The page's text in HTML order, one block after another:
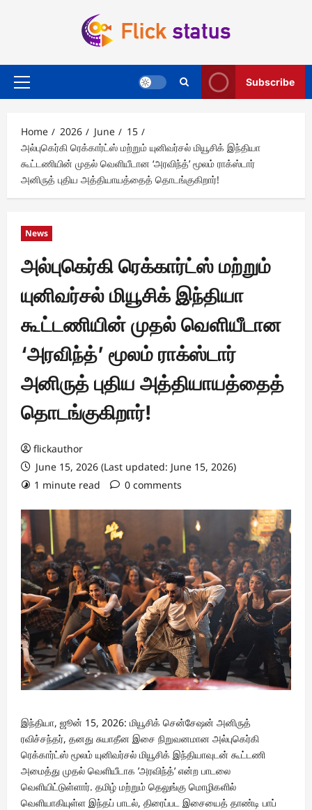
Primary
Subscribe
Home 2026 June
15
அல்புகெர்கி ரெக்கார்ட்ஸ் மற்றும் யுனிவர்சல் மியூசிக் இந்தியா
கூட்டணியின் முதல் வெளியீடான ‘அரவிந்த்’ மூலம் ராக்ஸ்டார்
அனிருத் புதிய அத்தியாயத்தைத் தொடங்குகிறார்!
News
அல்புகெர்கி ரெக்கார்ட்ஸ் மற்றும்
யுனிவர்சல் மியூசிக் இந்தியா
கூட்டணியின் முதல் வெளியீடான
‘அரவிந்த்’ மூலம் ராக்ஸ்டார்
அனிருத் புதிய அத்தியாயத்தைத்
தொடங்குகிறார்!
flickauthor
June 15, 2026 (Last updated: June 15, 2026)
1 minute read
0 comments
இந்தியா, ஜூன் 15, 2026: மியூசிக் சென்சேஷன் அனிருத்
ரவிச்சந்தர், தனது சுயாதீன இசை நிறுவனமான அல்புகெர்கி
ரெக்கார்ட்ஸ் மூலம் யுனிவர்சல் மியூசிக் இந்தியாவுடன் கூட்டணி
அமைத்து முதல் வெளியீடாக ’அரவிந்த்’ என்ற பாடலை
வெளியிட்டுள்ளார். தமிழ் மற்றும் தெலுங்கு மொழிகளில்
வெளியாகியுள்ள இந்தப் பாடல், திரைப்பட இசையைத் தாண்டி பாப்